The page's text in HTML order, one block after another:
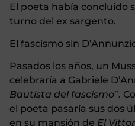
El poeta había concluido
turno del ex sargento.
El fascismo sin
Pasados los años, un
celebraría a Gabriele
Bautista del fascismo”.
el poeta pasaría sus dos
en su mansión de El